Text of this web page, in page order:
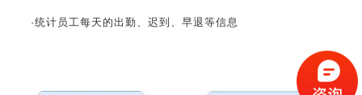
·统计员工每天的出勤、迟到、早退等信息